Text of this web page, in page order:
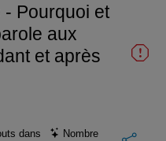
- Pourquoi et
aux
et après
dans
Nombre